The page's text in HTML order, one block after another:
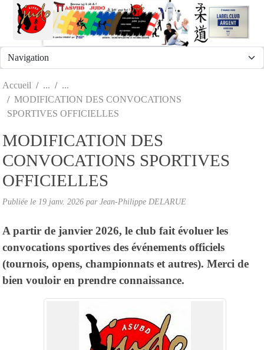
Accueil
MODIFICATION DES CONVOCATIONS
SPORTIVES OFFICIELLES
MODIFICATION DES
CONVOCATIONS SPORTIVES
OFFICIELLES
Publiée le 19 janv. 2026 par Jean-Philippe DELARUE
A partir de janvier 2026, le club fait évoluer les
convocations sportives des événements officiels
(tournois, opens, championnats et autres). Merci de
bien vouloir en prendre connaissance.
Panneau de gestion des cookies